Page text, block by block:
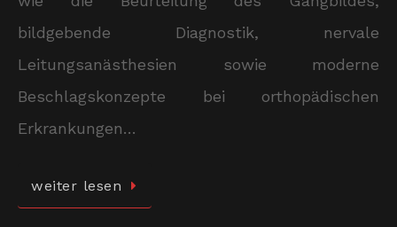
bildgebende Diagnostik, nervale
Leitungsanästhesien sowie moderne
Beschlagskonzepte bei orthopädischen
Erkrankungen…
weiter lesen